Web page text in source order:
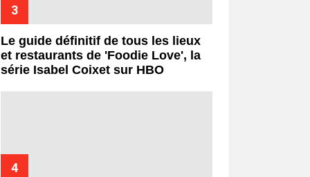
Le guide définitif de tous les lieux
et restaurants de 'Foodie Love', la
série Isabel Coixet sur HBO